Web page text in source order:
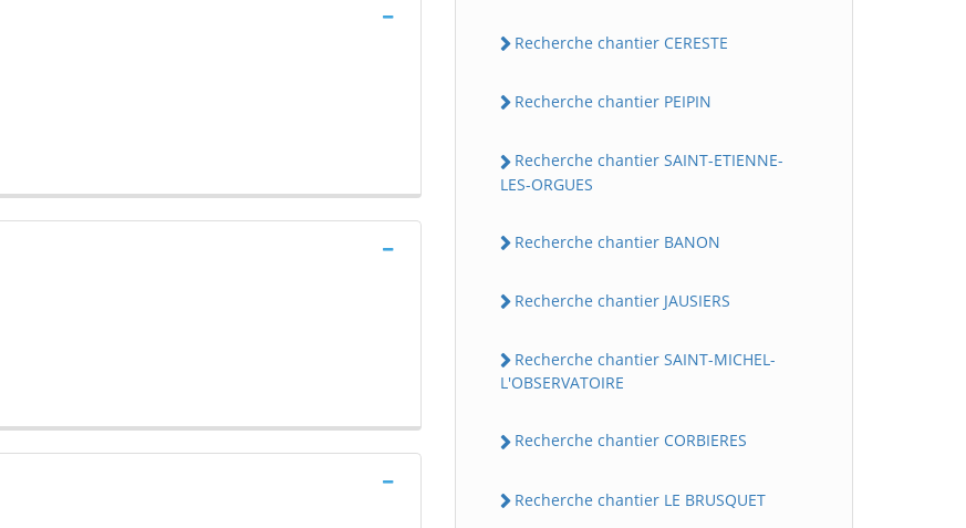
Recherche chantier CERESTE
Recherche chantier PEIPIN
Recherche chantier SAINT-ETIENNE-
LES-ORGUES
Recherche chantier BANON
Recherche chantier JAUSIERS
Recherche chantier SAINT-MICHEL-
L'OBSERVATOIRE
Recherche chantier CORBIERES
Recherche chantier LE BRUSQUET